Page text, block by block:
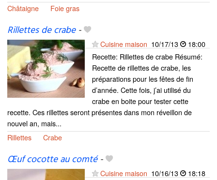
Châtaigne Foie gras
Rillettes de crabe-
Cuisine maison 10/17/13
18:00
Recette: Rillettes de crabe Résumé:
Recette de rillettes de crabe, les
préparations pour les fêtes de fin
d’année. Cette fois, j’ai utilisé du
crabe en boite pour tester cette
recette. Ces rillettes seront présentes dans mon réveillon de
nouvel an, mais...
Rillettes
Crabe
Œuf cocotte au comté-
Cuisine maison 10/16/13
18:18